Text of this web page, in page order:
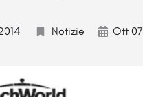
Notizie Ott 07